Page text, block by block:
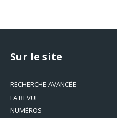
Sur le site
RECHERCHE AVANCÉE
LA REVUE
NUMÉROS